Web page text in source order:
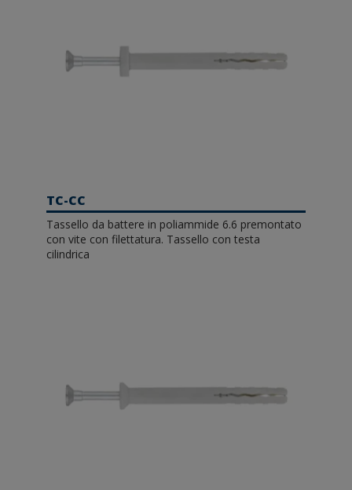
TC-CC
Tassello da battere in poliammide 6.6 premontato
con vite con filettatura. Tassello con testa
cilindrica